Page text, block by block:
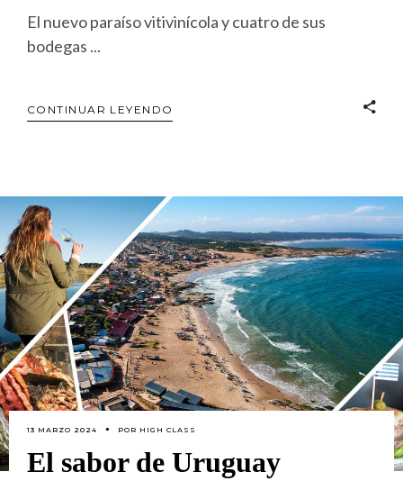
El nuevo paraíso vitivinícola y cuatro de sus
bodegas
CONTINUAR LEYENDO
13 MARZO 2024 POR HIGH CLASS
El sabor de Uruguay